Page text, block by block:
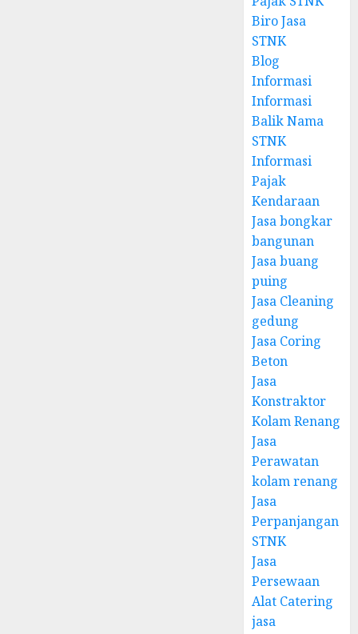
Biro Jasa
STNK
Blog
Informasi
Informasi
Balik Nama
STNK
Informasi
Pajak
Kendaraan
Jasa bongkar
bangunan
Jasa buang
puing
Jasa Cleaning
gedung
Jasa Coring
Beton
Jasa
Konstraktor
Kolam Renang
Jasa
Perawatan
kolam renang
Jasa
Perpanjangan
STNK
Jasa
Persewaan
Alat Catering
jasa